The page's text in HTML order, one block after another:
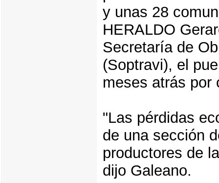
y unas 28
HERALDO
Secretaría de
(Soptravi), el
meses atrás por
"Las pérdidas
de una sección
productores de
dijo Galeano.